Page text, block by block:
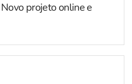
projeto online e